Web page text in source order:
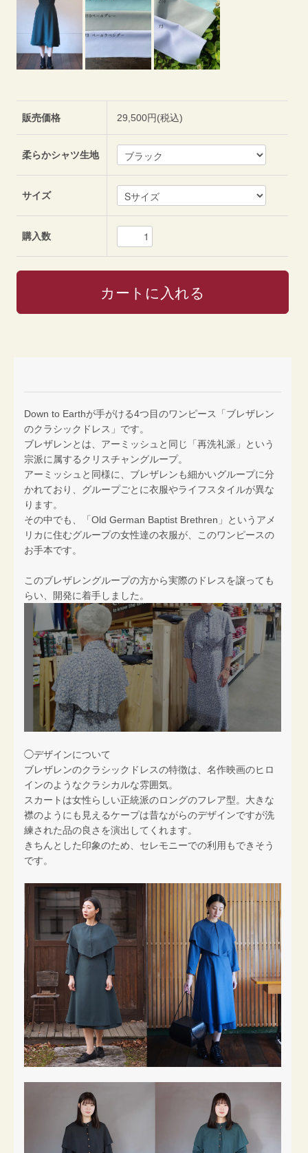
販売価格 29,500円(税込)
柔らかシャツ生地
サイズ
購入数
Down to Earthが手がける4つ目のワンピース「ブレザレン
のクラシックドレス」です。
ブレザレンとは、アーミッシュと同じ「再洗礼派」という
宗派に属するクリスチャングループ。
アーミッシュと同様に、ブレザレンも細かいグループに分
かれており、グループごとに衣服やライフスタイルが異な
ります。
その中でも、「Old German Baptist Brethren」というアメ
リカに住むグループの女性達の衣服が、このワンピースの
お手本です。
このブレザレングループの方から実際のドレスを譲っても
らい、開発に着手しました。
◯デザインについて
ブレザレンのクラシックドレスの特徴は、名作映画のヒロ
インのようなクラシカルな雰囲気。
スカートは女性らしい正統派のロングのフレア型。大きな
襟のようにも見えるケープは昔ながらのデザインですが洗
練された品の良さを演出してくれます。
きちんとした印象のため、セレモニーでの利用もできそう
です。